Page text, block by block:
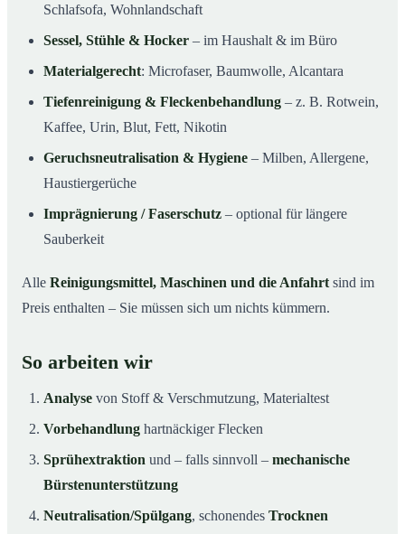
Schlafsofa, Wohnlandschaft
Sessel, Stühle & Hocker – im Haushalt & im Büro
Materialgerecht: Microfaser, Baumwolle, Alcantara
Tiefenreinigung & Fleckenbehandlung – z. B. Rotwein,
Kaffee, Urin, Blut, Fett, Nikotin
Geruchsneutralisation & Hygiene – Milben, Allergene,
Haustiergerüche
Imprägnierung / Faserschutz – optional für längere
Sauberkeit
Alle Reinigungsmittel, Maschinen und die Anfahrt sind im
Preis enthalten – Sie müssen sich um nichts kümmern.
So arbeiten wir
Analyse von Stoff & Verschmutzung, Materialtest
Vorbehandlung hartnäckiger Flecken
Sprühextraktion und – falls sinnvoll – mechanische
Bürstenunterstützung
Neutralisation/Spülgang, schonendes Trocknen